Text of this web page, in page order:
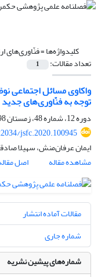
کلیدواژه‌ها =فنّاوری‌های
تعداد مقالات: 1
واکاوی مسائل اجتماعی
توجه به فنّاوری‌های جدید
دوره 12، شماره 48، زمستان 1398، صفحه
jsfc.2020.100945
ایمان عرفان‌منش، سهیلا
مشاهده مقاله
اصل
مقالات آماده انتشار
شماره جاری
شماره‌های پیشین نشریه